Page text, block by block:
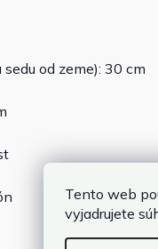
Tento web
vyjadrujete
od zeme): 30 cm